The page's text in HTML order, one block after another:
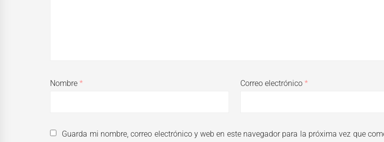
Nombre* Correo electrónico*
Guarda mi nombre, correo electrónico y web en este navegador para la próxima vez que